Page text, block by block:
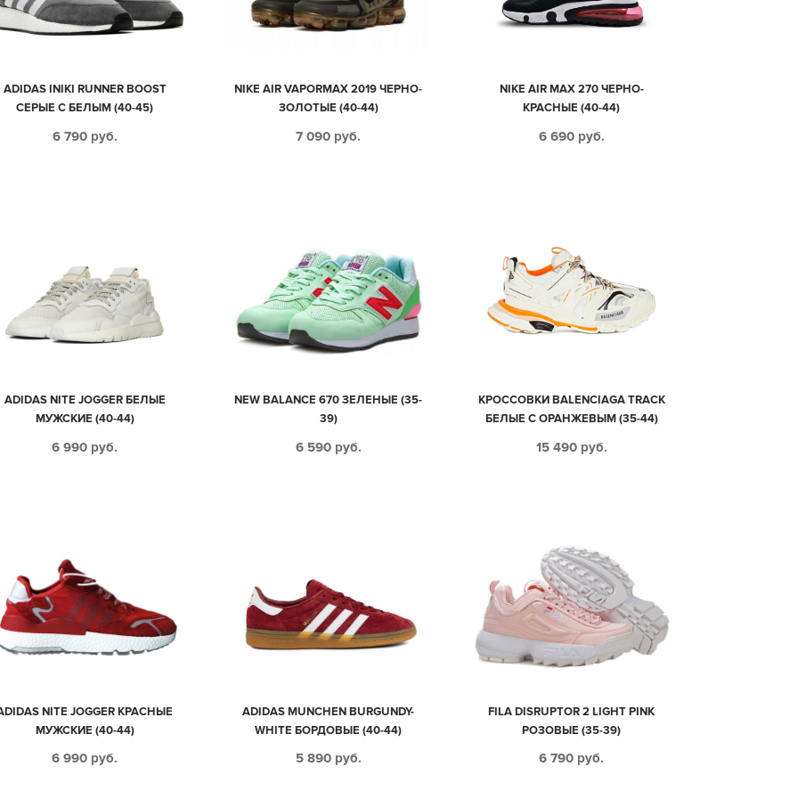
ADIDAS INIKI RUNNER BOOST
СЕРЫЕ С БЕЛЫМ (40-45)
6 790 руб.
NIKE AIR VAPORMAX 2019 ЧЕРНО-
ЗОЛОТЫЕ (40-44)
7 090 руб.
NIKE AIR MAX 270 ЧЕРНО-
КРАСНЫЕ (40-44)
6 690 руб.
ADIDAS NITE JOGGER БЕЛЫЕ
МУЖСКИЕ (40-44)
6 990 руб.
NEW BALANCE 670 ЗЕЛЕНЫЕ (35-
39)
6 590 руб.
КРОССОВКИ BALENCIAGA TRACK
БЕЛЫЕ С ОРАНЖЕВЫМ (35-44)
15 490 руб.
NITE JOGGER КРАСНЫЕ
МУЖСКИЕ (40-44)
6 990 руб.
ADIDAS MUNCHEN BURGUNDY-
WHITE БОРДОВЫЕ (40-44)
5 890 руб.
FILA DISRUPTOR 2 LIGHT PINK
РОЗОВЫЕ (35-39)
6 790 руб.